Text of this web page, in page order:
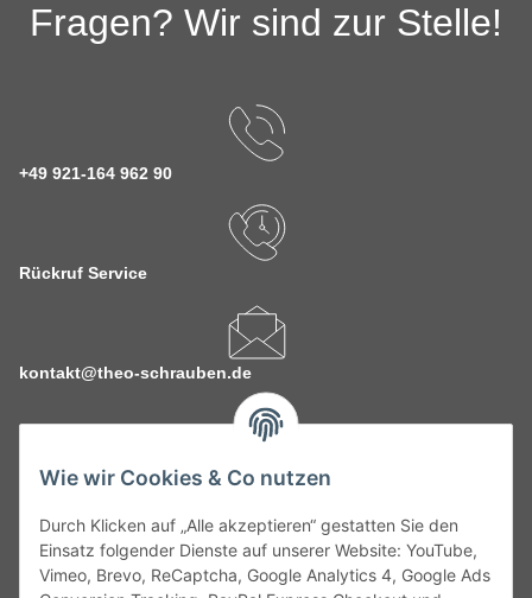
Wie wir Cookies & Co nutzen
Durch Klicken auf „Alle akzeptieren“ gestatten Sie den
Einsatz folgender Dienste auf unserer Website: YouTube,
Vimeo, Brevo, ReCaptcha, Google Analytics 4, Google Ads
Fragen? Wir sind zur Stelle!
+49 921-164 962 90
Rückruf Service
kontakt@theo-schrauben.de
Service